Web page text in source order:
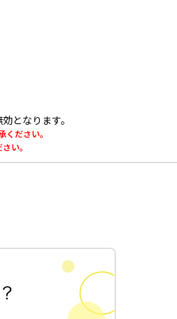
となります。
ださい。
い。